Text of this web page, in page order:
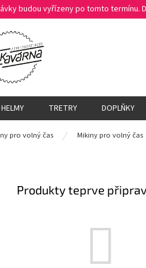
budou vyřízeny po tomto termínu.
HELMY TRETRY DOPLŇKY
pro volný čas Mikiny pro volný čas
Produkty teprve